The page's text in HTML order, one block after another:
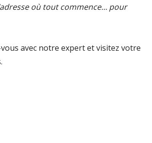
où tout commence… pour
avec notre expert et visitez votre